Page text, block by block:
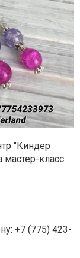
"Киндер
мастер-класс
+7 (775) 423-